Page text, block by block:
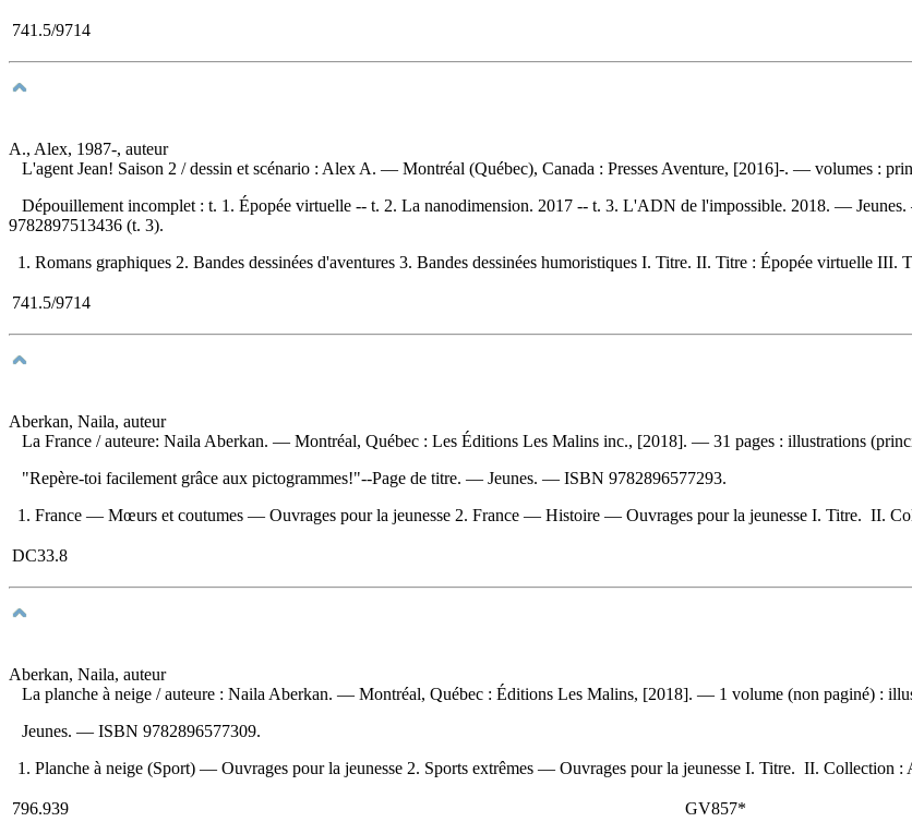
741.5/9714
A., Alex, 1987-, auteur
L'agent Jean! Saison 2 / dessin et scénario : Alex A. — Montréal (Québec), Canada : Presses Aventure, [2016]-. — volumes :
Dépouillement incomplet : t. 1. Épopée virtuelle -- t. 2. La nanodimension. 2017 -- t. 3. L'ADN de l'impossible. 2018. —
9782897513436 (t. 3).
1. Romans graphiques 2. Bandes dessinées d'aventures 3. Bandes dessinées humoristiques I. Titre. II. Titre : Épopée virtuelle
741.5/9714
Aberkan, Naila, auteur
La France / auteure: Naila Aberkan. — Montréal, Québec : Les Éditions Les Malins inc., [2018]. — 31 pages : illustrations
"Repère-toi facilement grâce aux pictogrammes!"--Page de titre. — Jeunes. — ISBN 9782896577293.
1. France — Mœurs et coutumes — Ouvrages pour la jeunesse 2. France — Histoire — Ouvrages pour la jeunesse I. Titre. II.
DC33.8
Aberkan, Naila, auteur
La planche à neige / auteure : Naila Aberkan. — Montréal, Québec : Éditions Les Malins, [2018]. — 1 volume (non paginé) :
Jeunes. — ISBN 9782896577309.
1. Planche à neige (Sport) — Ouvrages pour la jeunesse 2. Sports extrêmes — Ouvrages pour la jeunesse I. Titre. II. Collection
796.939 GV857*